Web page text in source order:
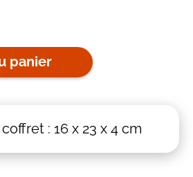
panier
: 16 x 23 x 4 cm